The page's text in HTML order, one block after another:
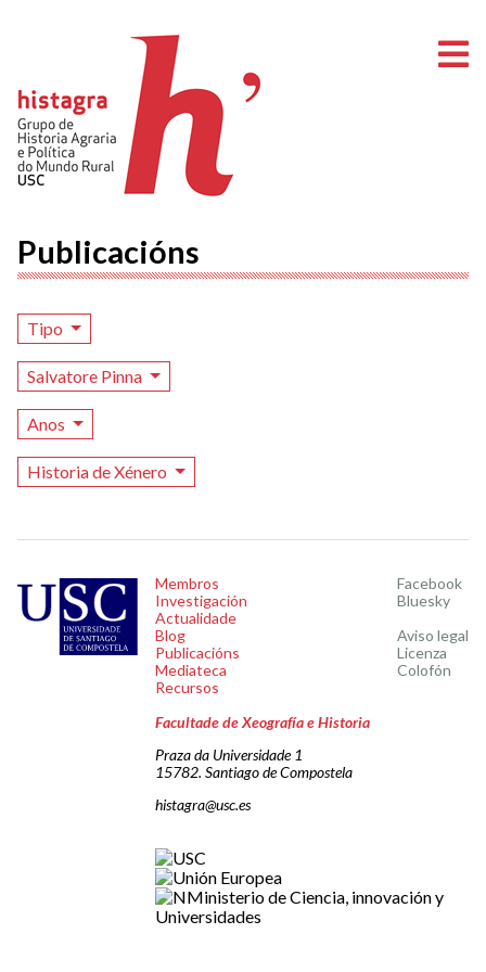
Publicacións
Tipo
Salvatore Pinna
Anos
Historia de Xénero
Membros
Investigación
Actualidade
Blog
Publicacións
Mediateca
Recursos
Facebook
Bluesky
Aviso legal
Licenza
Colofón
Facultade de Xeografía e Historia
Praza da Universidade 1
15782. Santiago de Compostela
histagra@usc.es